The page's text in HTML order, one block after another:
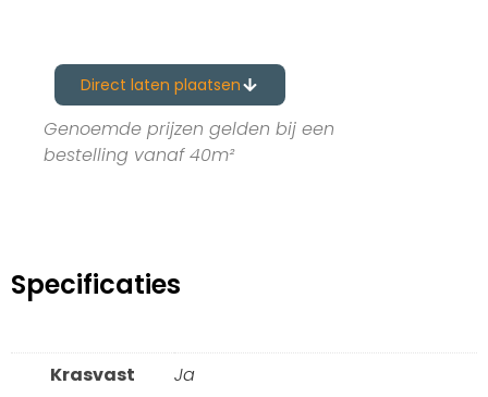
Direct laten plaatsen
Genoemde prijzen gelden bij een
bestelling vanaf 40m²
Specificaties
Krasvast
Ja